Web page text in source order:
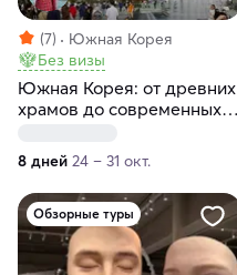
(7)
Южная Корея
Без визы
Южная Корея: от древних
храмов до современных
8 дней 24 – 31 окт.
Обзорные туры